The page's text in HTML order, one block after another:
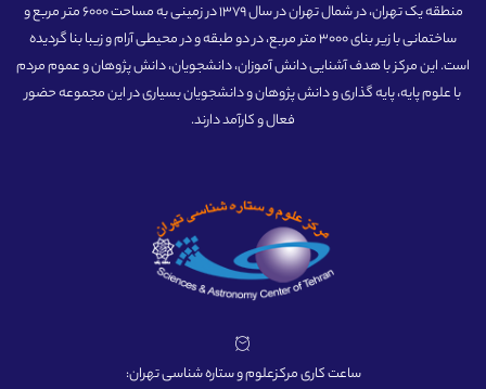
منطقه یک تهران، در شمال تهران در سال 1379 در زمینی به مساحت 6000 متر مربع و
ساختمانی با زیر بنای 3000 متر مربع، در دو طبقه و در محیطی آرام و زیبا بنا گردیده
است. این مرکز با هدف آشنایی دانش آموزان، دانشجویان، دانش پژوهان و عموم مردم
با علوم پایه، پایه گذاری و دانش پژوهان و دانشجویان بسیاری در این مجموعه حضور
فعال و کارآمد دارند.
ساعت کاری مرکزعلوم و ستاره شناسی تهران: